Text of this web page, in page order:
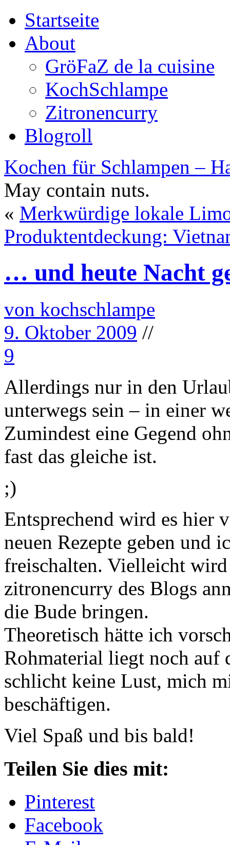
Startseite
About
GröFaZ de la cuisine
KochSchlampe
Zitronencurry
Blogroll
Kochen für Schlampen –
May contain nuts.
« Merkwürdige lokale
Produktentdeckung:
… und heute Nacht
von kochschlampe
9. Oktober 2009 //
9
Allerdings nur in den
unterwegs sein – in einer
Zumindest eine Gegend
fast das gleiche ist.
;)
Entsprechend wird es hier
neuen Rezepte geben und
freischalten. Vielleicht
zitronencurry des Blogs
die Bude bringen.
Theoretisch hätte ich
Rohmaterial liegt noch auf
schlicht keine Lust, mich
beschäftigen.
Viel Spaß und bis bald!
Teilen Sie dies mit:
Pinterest
Facebook